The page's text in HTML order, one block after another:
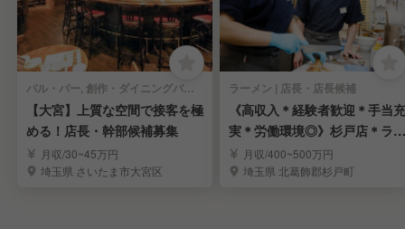
バル・バー, 創作・ダイニングバー | 店長・店長候補
【大宮】上質な空間で接客を極
める！店長・幹部候補募集
月収/30~45万円
埼玉県 さいたま市大宮区
ラーメン | 店長・店長候補
《高収入＊経験者歓迎＊手当充
実＊労働環境◎》杉戸店＊ラー
メンの店長候補募集
月収/400~500万円
埼玉県 北葛飾郡杉戸町